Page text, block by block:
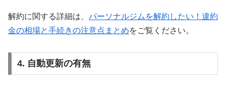
解約に関する詳細は、 パーソナルジムを解約したい！違約
金の相場と手続きの注意点まとめをご覧ください。
4. 自動更新の有無